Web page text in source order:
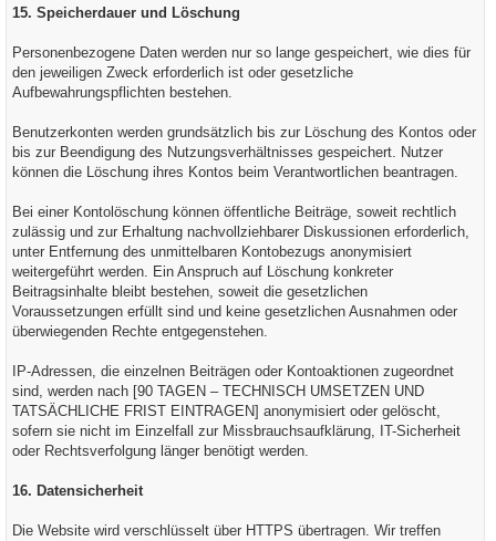
15. Speicherdauer und Löschung
Personenbezogene Daten werden nur so lange gespeichert, wie dies für
den jeweiligen Zweck erforderlich ist oder gesetzliche
Aufbewahrungspflichten bestehen.
Benutzerkonten werden grundsätzlich bis zur Löschung des Kontos oder
bis zur Beendigung des Nutzungsverhältnisses gespeichert. Nutzer
können die Löschung ihres Kontos beim Verantwortlichen beantragen.
Bei einer Kontolöschung können öffentliche Beiträge, soweit rechtlich
zulässig und zur Erhaltung nachvollziehbarer Diskussionen erforderlich,
unter Entfernung des unmittelbaren Kontobezugs anonymisiert
weitergeführt werden. Ein Anspruch auf Löschung konkreter
Beitragsinhalte bleibt bestehen, soweit die gesetzlichen
Voraussetzungen erfüllt sind und keine gesetzlichen Ausnahmen oder
überwiegenden Rechte entgegenstehen.
IP-Adressen, die einzelnen Beiträgen oder Kontoaktionen zugeordnet
sind, werden nach [90 TAGEN – TECHNISCH UMSETZEN UND
TATSÄCHLICHE FRIST EINTRAGEN] anonymisiert oder gelöscht,
sofern sie nicht im Einzelfall zur Missbrauchsaufklärung, IT-Sicherheit
oder Rechtsverfolgung länger benötigt werden.
16. Datensicherheit
Die Website wird verschlüsselt über HTTPS übertragen. Wir treffen